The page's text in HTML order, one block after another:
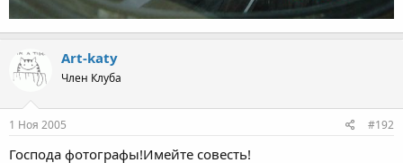
Art-katy
Член Клуба
1 Ноя 2005 #192
Господа фотографы!Имейте совесть!